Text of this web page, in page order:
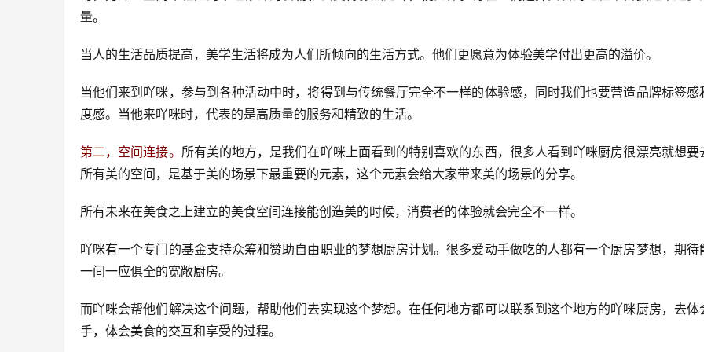
量。
当人的生活品质提高，美学生活将成为人们所倾向的生活方式。他们更愿意为体验美学付出更高的溢价。
当他们来到吖咪，参与到各种活动中时，将得到与传统餐厅完全不一样的体验感，同时我们也要营造品牌标签感
度感。当他来吖咪时，代表的是高质量的服务和精致的生活。
第二，空间连接。 所有美的地方，是我们在吖咪上面看到的特别喜欢的东西，很多人看到吖咪厨房很漂亮就想要
所有美的空间，是基于美的场景下最重要的元素，这个元素会给大家带来美的场景的分享。
所有未来在美食之上建立的美食空间连接能创造美的时候，消费者的体验就会完全不一样。
吖咪有一个专门的基金支持众筹和赞助自由职业的梦想厨房计划。很多爱动手做吃的人都有一个厨房梦想，期待
一间一应俱全的宽敞厨房。
而吖咪会帮他们解决这个问题，帮助他们去实现这个梦想。在任何地方都可以联系到这个地方的吖咪厨房，去体
手，体会美食的交互和享受的过程。